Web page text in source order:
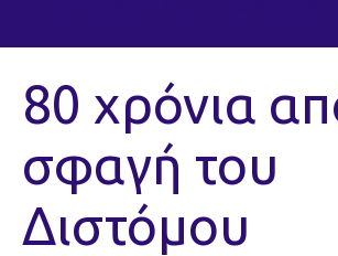
80 χρόνια
σφαγή του
Διστόμου